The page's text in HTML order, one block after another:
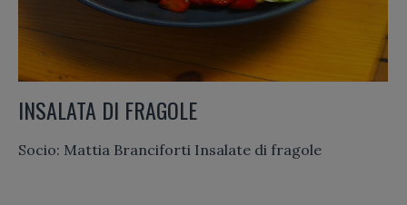
INSALATA DI FRAGOLE
Socio: Mattia Branciforti Insalate di fragole